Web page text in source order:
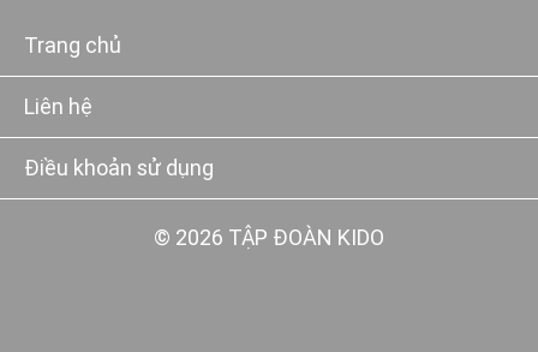
Trang chủ
Liên hệ
Điều khoản sử dụng
© 2026 TẬP ĐOÀN KIDO